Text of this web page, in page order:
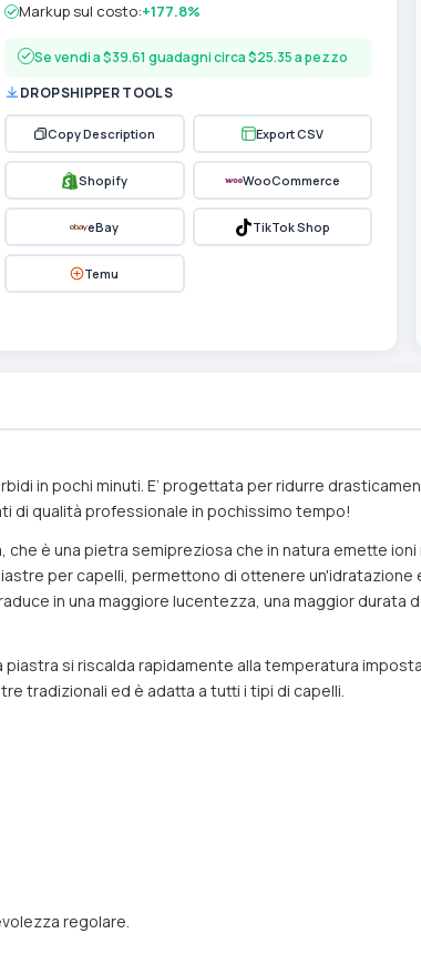
Markup sul costo:+177.8%
Se vendi a $39.61 guadagni circa $25.35 a pezzo
DROPSHIPPER TOOLS
Copy Description Export CSV
Shopify WooCommerce
eBay TikTok Shop
Temu
in pochi minuti. E’ progettata per ridurre
di qualità professionale in pochissimo tempo!
è una pietra semipreziosa che in natura emette
per capelli, permettono di ottenere
in una maggiore lucentezza, una maggior durata
si riscalda rapidamente alla temperatura
tradizionali ed è adatta a tutti i tipi di capelli.
regolare.